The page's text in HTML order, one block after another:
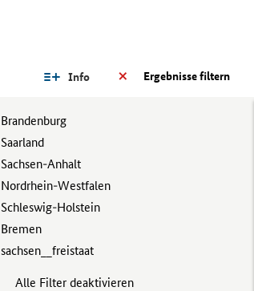
Ergebnisse filtern
Info
Brandenburg
Saarland
Sachsen-Anhalt
Nordrhein-Westfalen
Schleswig-Holstein
Bremen
sachsen__freistaat
Alle Filter deaktivieren